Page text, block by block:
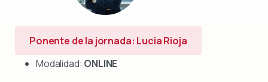
Ponente de la jornada: Lucia Rioja
Modalidad: ONLINE